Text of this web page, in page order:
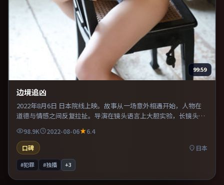
99:59
边境追凶
2022年8月6日 日本院线上映。故事从一场意外相遇开始，人物在
道德与情感之间反复拉扯。导演在镜头语言上大胆实验，长镜头与
特写交替强化压迫感。既有类型片爽感，也保留作者表达，口碑潜
力不俗。
98.9K 2022-08-06
6.4
口碑
日本
#犯罪 #独播 +3